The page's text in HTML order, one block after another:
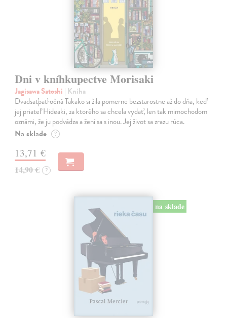
Dni v kníhkupectve Morisaki
Jagisawa Satoshi | Kniha
Dvadsaťpäťročná Takako si žila pomerne bezstarostne až do dňa, keď
jej priateľ Hideaki, za ktorého sa chcela vydať, len tak mimochodom
oznámi, že ju podvádza a žení sa s inou. Jej život sa zrazu rúca.
Na sklade ?
13,71 €
14,90 € ?
na sklade